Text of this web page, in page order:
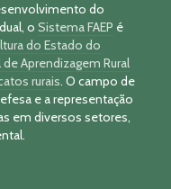
do
o Sistema FAEP é
do Estado do
Aprendizagem Rural
rurais. O campo de
e a representação
em diversos setores,